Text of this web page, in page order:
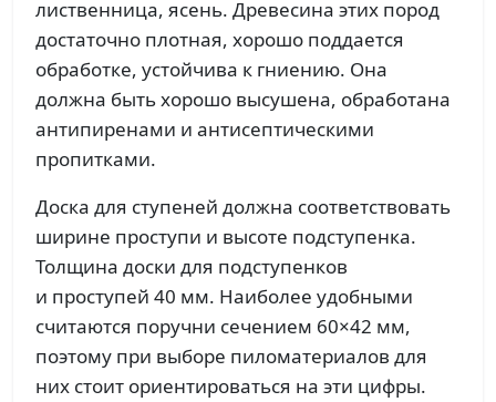
лиственница, ясень. Древесина этих пород
достаточно плотная, хорошо поддается
обработке, устойчива к гниению. Она
должна быть хорошо высушена, обработана
антипиренами и антисептическими
пропитками.
Доска для ступеней должна соответствовать
ширине проступи и высоте подступенка.
Толщина доски для подступенков
и проступей 40 мм. Наиболее удобными
считаются поручни сечением 60×42 мм,
поэтому при выборе пиломатериалов для
них стоит ориентироваться на эти цифры.